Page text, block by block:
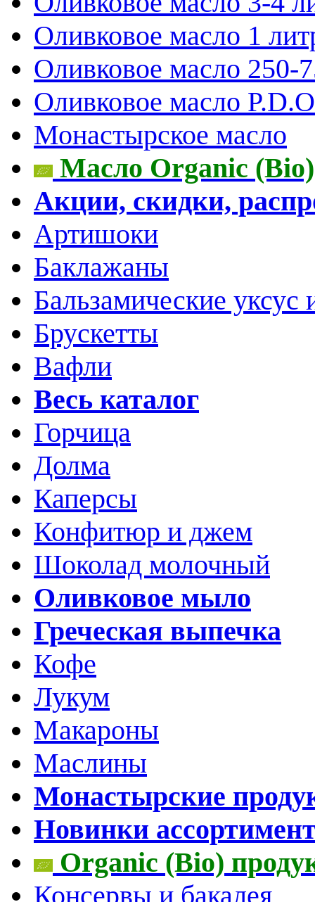
Оливковое масло 1
Оливковое масло 250-
Оливковое масло
Монастырское масло
Масло Organic (Bio)
Акции, скидки,
Артишоки
Баклажаны
Бальзамические уксус
Брускетты
Вафли
Весь каталог
Горчица
Долма
Каперсы
Конфитюр и джем
Шоколад молочный
Оливковое мыло
Греческая выпечка
Кофе
Лукум
Макароны
Маслины
Монастырские
Новинки
Organic (Bio)
Консервы и бакалея